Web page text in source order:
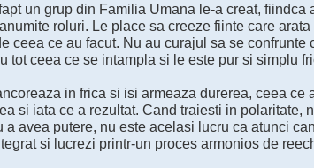
un grup din Familia Umana le-a creat, fiindca
roluri. Le place sa creeze fiinte care
ceea ce au facut. Nu au curajul sa se confrunte
tot ceea ce se intampla si le este pur si simplu
in frica si isi armeaza durerea, ceea ce
si iata ce a rezultat. Cand traiesti in polaritate,
a avea putere, nu este acelasi lucru ca atunci
si lucrezi printr-un proces armonios de